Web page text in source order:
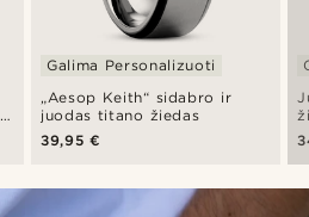
„Aesop Keith“ sidabro ir
juodas titano žiedas
Galima Personalizuoti
39,95 €